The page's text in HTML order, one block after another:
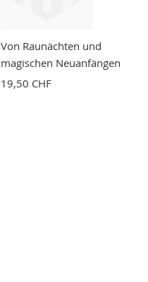
Von Raunächten und
magischen Neuanfängen
19,50 CHF